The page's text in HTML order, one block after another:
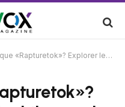
le complot hilarant de fin du monde en prenant le contrôle des médias sociaux